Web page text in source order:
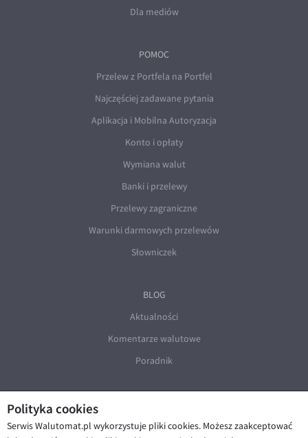
Polityka cookies
Serwis Walutomat.pl wykorzystuje pliki cookies. Możesz zaakceptować
Dla mediów
POMOC
Przelew z Portfela na Portfel
Najczęściej zadawane pytania
Aplikacja i Mobilna Autoryzacja
Konto i opłaty
Wymiana walut
Banki i przelewy
Przelewy zagraniczne
Warunki darmowych przelewów
Słowniczek
BLOG
Aktualności
Komentarze walutowe
Poradnik